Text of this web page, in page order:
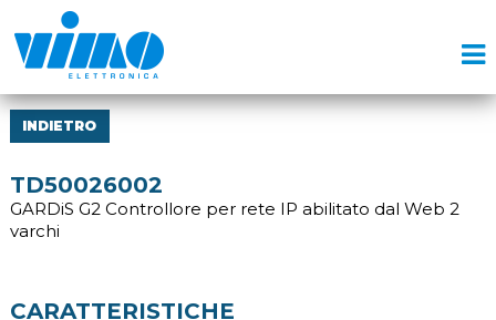
INDIETRO
TD50026002
GARDiS G2 Controllore per rete IP abilitato dal Web 2
varchi
CARATTERISTICHE